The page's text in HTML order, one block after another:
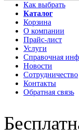
Как выбрать
Каталог
Корзина
О компании
Прайс-лист
Услуги
Справочная
Новости
Сотрудничество
Контакты
Обратная связь